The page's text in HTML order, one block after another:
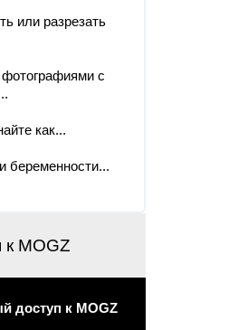
или разрезать
фотографиями с
как...
беременности...
MOGZ
доступ к MOGZ